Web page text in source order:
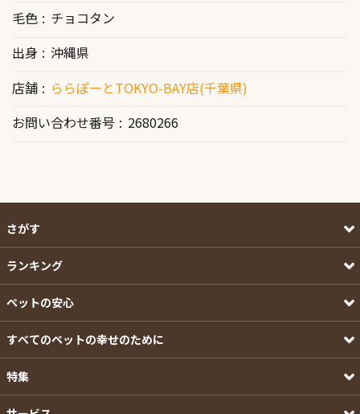
毛色
チョコタン
出身
沖縄県
店舗
ららぽーとTOKYO-BAY店(千葉県)
お問い合わせ番号
2680266
さがす
ランキング
ペットの安心
すべてのペットの幸せのために
特集